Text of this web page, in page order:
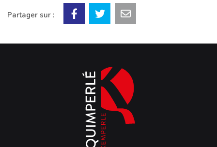
Partager sur :